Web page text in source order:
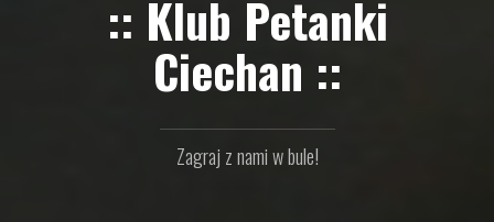
:: Klub Petanki
Ciechan ::
Zagraj z nami w bule!